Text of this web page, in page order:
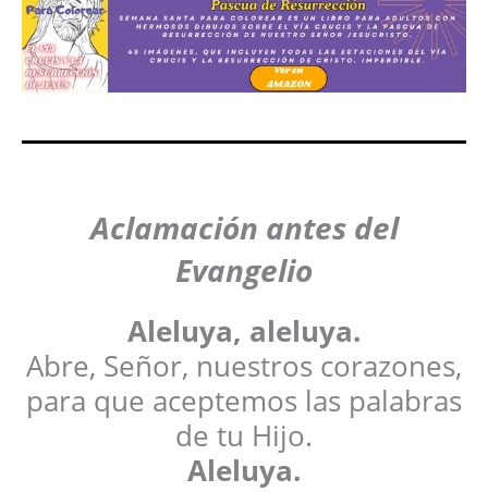
Aclamación antes del
Evangelio
Aleluya, aleluya.
Abre, Señor, nuestros corazones,
para que aceptemos las palabras
de tu Hijo.
Aleluya.